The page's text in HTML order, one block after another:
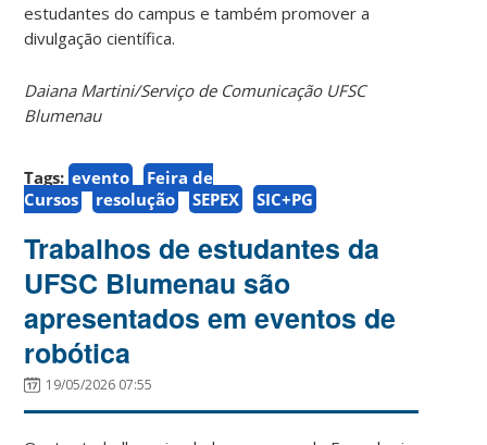
estudantes do campus e também promover a
divulgação científica.
Daiana Martini/Serviço de Comunicação UFSC
Blumenau
Tags: evento
Feira de
Cursos
resolução SEPEX SIC+PG
Trabalhos de estudantes da
UFSC Blumenau são
apresentados em eventos de
robótica
19/05/2026 07:55